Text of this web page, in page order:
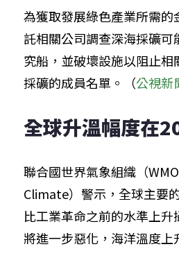
為獲取發展綠色產業所需
託相關公司調查深海採礦
究船，並破壞設施以阻止
採礦的成員名單。（公視新
全球升溫幅度在
聯合國世界氣象組織（
Climate）警示，全球主要
比工業革命之前的水準上
將進一步惡化，海洋溫度